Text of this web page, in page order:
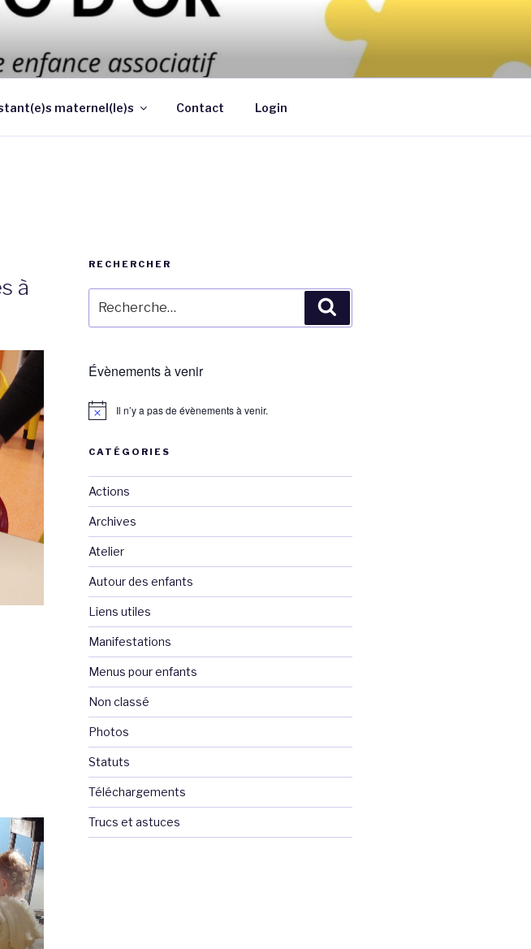
de la garde des enfants de moins de 6 ans au domicile des
maternel(le)s Contact Login
à
RECHERCHER
pour
:
Évènements à venir
Il n’y a pas de évènements à venir.
CATÉGORIES
Actions
Archives
Atelier
Autour des enfants
Liens utiles
Manifestations
Menus pour enfants
Non classé
Photos
Statuts
Téléchargements
Trucs et astuces